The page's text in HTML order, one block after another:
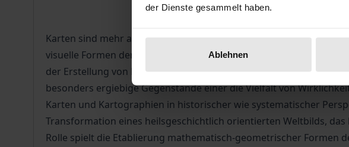
der Dienste gesammelt haben.
Ablehnen
Karten sind mehr als bloß formalisierte Wiedergaben territorialer
visuelle Formen der Repräsentation von ›Welt‹ in ihren
der Erstellung von Karten. Sie sind Felder, auf denen sich
besonders ergiebige Gegenstände einer die Vielfalt von
Karten und Kartographien in historischer wie systematischer
Transformation eines heilsgeschichtlich orientierten Weltbilds,
Rolle spielt die Etablierung mathematisch-geometrischer Formen